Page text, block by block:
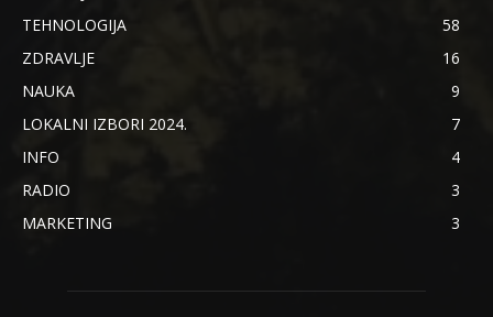
TEHNOLOGIJA
58
ZDRAVLJE
16
NAUKA
9
LOKALNI IZBORI 2024.
7
INFO
4
RADIO
3
MARKETING
3